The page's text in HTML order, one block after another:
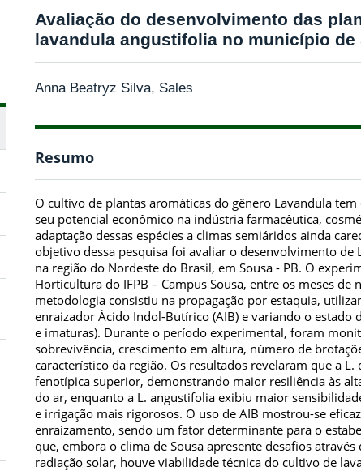
Avaliação do desenvolvimento das
lavandula angustifolia no município de
Anna Beatryz Silva, Sales
Resumo
O cultivo de plantas aromáticas do gênero Lavandula
seu potencial econômico na indústria farmacêutica,
adaptação dessas espécies a climas semiáridos ainda
objetivo dessa pesquisa foi avaliar o desenvolvimento
na região do Nordeste do Brasil, em Sousa - PB. O
Horticultura do IFPB – Campus Sousa, entre os meses
metodologia consistiu na propagação por estaquia,
enraizador Ácido Indol-Butírico (AIB) e variando o estado
e imaturas). Durante o período experimental, foram
sobrevivência, crescimento em altura, número de
característico da região. Os resultados revelaram que a
fenotípica superior, demonstrando maior resiliência às
do ar, enquanto a L. angustifolia exibiu maior
e irrigação mais rigorosos. O uso de AIB mostrou-se
enraizamento, sendo um fator determinante para o
que, embora o clima de Sousa apresente desafios
radiação solar, houve viabilidade técnica do cultivo de